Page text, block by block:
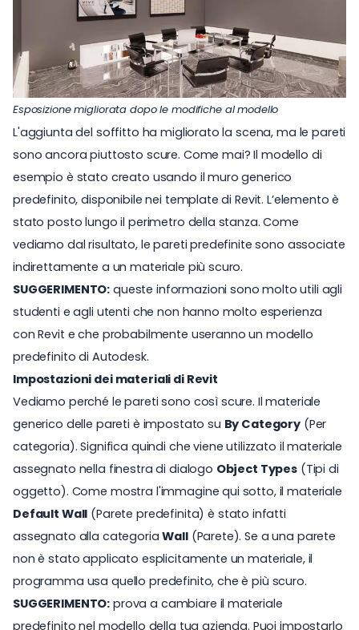
Esposizione migliorata dopo le modifiche al modello
L'aggiunta del soffitto ha migliorato la scena, ma le pareti
sono ancora piuttosto scure. Come mai? Il modello di
esempio è stato creato usando il muro generico
predefinito, disponibile nei template di Revit. L’elemento è
stato posto lungo il perimetro della stanza. Come
vediamo dal risultato, le pareti predefinite sono associate
indirettamente a un materiale più scuro.
SUGGERIMENTO: queste informazioni sono molto utili agli
studenti e agli utenti che non hanno molto esperienza
con Revit e che probabilmente useranno un modello
predefinito di Autodesk.
Impostazioni dei materiali di Revit
Vediamo perché le pareti sono così scure. Il materiale
generico delle pareti è impostato su By Category (Per
categoria). Significa quindi che viene utilizzato il materiale
assegnato nella finestra di dialogo Object Types (Tipi di
oggetto). Come mostra l'immagine qui sotto, il materiale
Default Wall (Parete predefinita) è stato infatti
assegnato alla categoriaWall(Parete). Se a una parete
non è stato applicato esplicitamente un materiale, il
programma usa quello predefinito, che è più scuro.
SUGGERIMENTO: prova a cambiare il materiale
predefinito nel modello della tua azienda. Puoi impostarlo